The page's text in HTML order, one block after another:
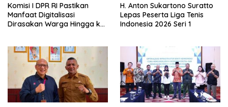
Komisi I DPR RI Pastikan
Manfaat Digitalisasi
Dirasakan Warga Hingga ke
H. Anton Sukartono Suratto
Lepas Peserta Liga Tenis
Indonesia 2026 Seri 1